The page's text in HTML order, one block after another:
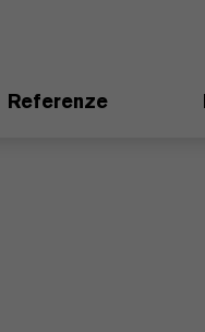
Referenze